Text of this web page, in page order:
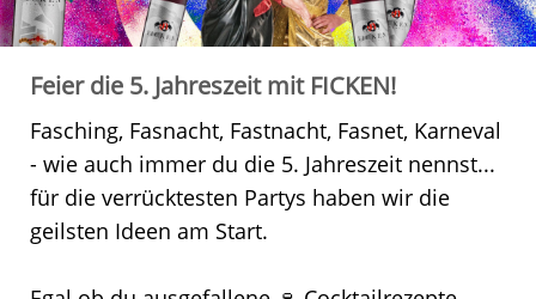
Feier die 5. Jahreszeit mit FICKEN!
Fasching, Fasnacht, Fastnacht, Fasnet, Karneval
- wie auch immer du die 5. Jahreszeit nennst...
für die verrücktesten Partys haben wir die
geilsten Ideen am Start.